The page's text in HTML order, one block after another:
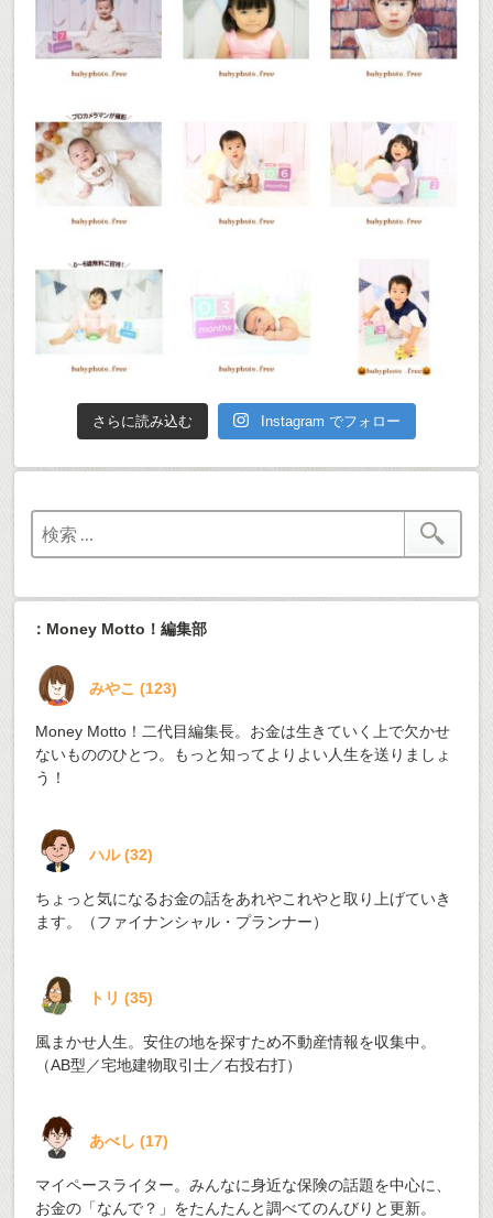
さらに読み込む Instagram でフォロー
：Money Motto！編集部
みやこ(123)
Money Motto！二代目編集長。お金は生きていく上で欠かせ
ないもののひとつ。もっと知ってよりよい人生を送りましょ
う！
ハル(32)
ちょっと気になるお金の話をあれやこれやと取り上げていき
ます。（ファイナンシャル・プランナー）
トリ(35)
風まかせ人生。安住の地を探すため不動産情報を収集中。
（AB型／宅地建物取引士／右投右打）
あべし(17)
マイペースライター。みんなに身近な保険の話題を中心に、
お金の「なんで？」をたんたんと調べてのんびりと更新。